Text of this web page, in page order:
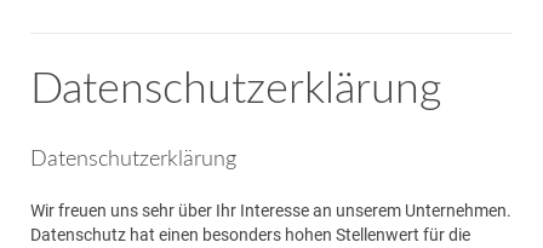
Datenschutzerklärung
Datenschutzerklärung
Wir freuen uns sehr über Ihr Interesse an unserem Unternehmen.
Datenschutz hat einen besonders hohen Stellenwert für die